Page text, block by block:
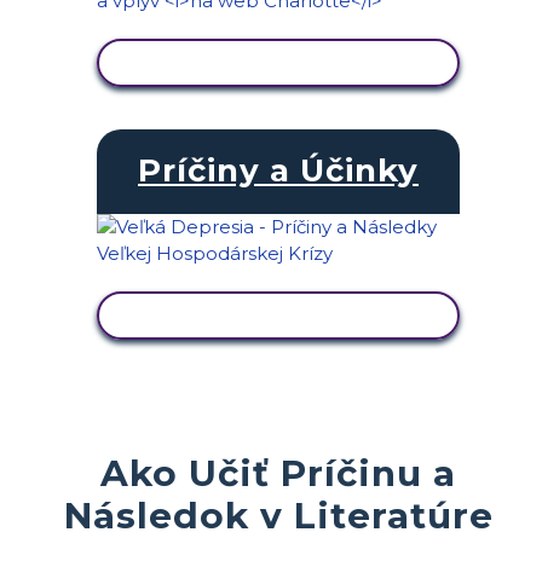
Príčiny a Účinky
Ako Učiť Príčinu a
Následok v Literatúre